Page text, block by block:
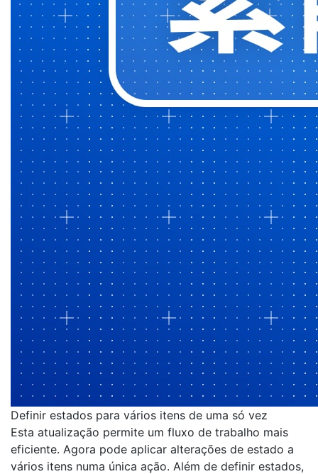
Definir estados para vários itens de uma só vez
Esta atualização permite um fluxo de trabalho mais
eficiente. Agora pode aplicar alterações de estado a
vários itens numa única ação. Além de definir estados,